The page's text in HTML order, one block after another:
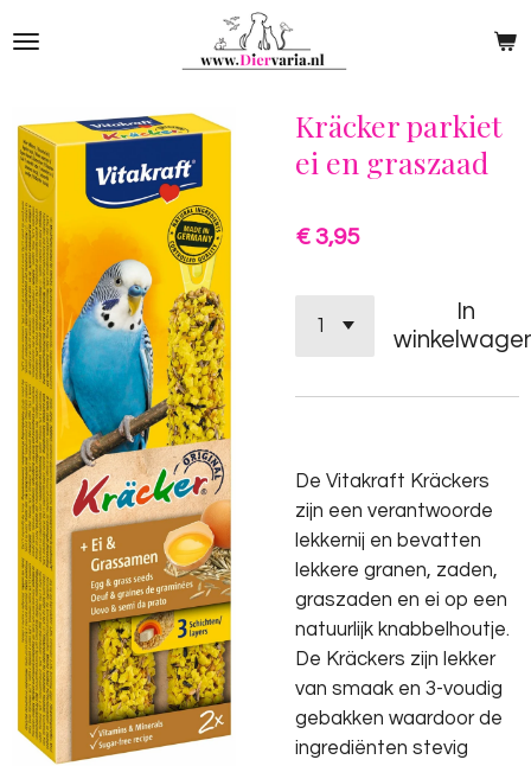
direct
hoofdinhoud
Kräcker parkiet
ei en graszaad
€ 3,95
In
De Vitakraft Kräckers
zijn een verantwoorde
lekkernij en bevatten
lekkere granen, zaden,
graszaden en ei op een
natuurlijk knabbelhoutje.
De Kräckers zijn lekker
van smaak en 3-voudig
gebakken waardoor de
ingrediënten stevig